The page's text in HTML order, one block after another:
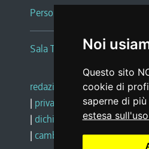
Noi
Questo sito
cookie di
saperne di
estesa
Persone e Uffici
Sala Tiziano Tessitori
redazione web |note legali
| privacy
social media
| dichiarazione di
| cambio preferenze cookie